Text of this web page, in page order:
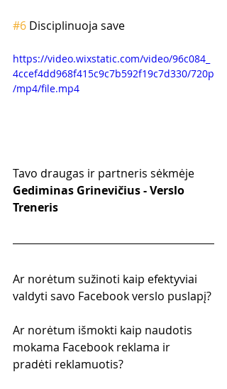
#6 Disciplinuoja save
https://video.wixstatic.com/video/96c084_
4ccef4dd968f415c9c7b592f19c7d330/720p
/mp4/file.mp4
Tavo draugas ir partneris sėkmėje
Gediminas Grinevičius - Verslo
Treneris
Ar norėtum sužinoti kaip efektyviai
valdyti savo Facebook verslo puslapį?
Ar norėtum išmokti kaip naudotis
mokama Facebook reklama ir
pradėti reklamuotis?